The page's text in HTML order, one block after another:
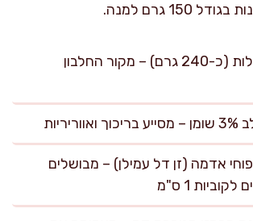
4 ביצים גדולות (כ-240 גרם) – מקור החלבון
תפוחי אדמה (זן דל עמילן) – מבושלים
1 ס"מ